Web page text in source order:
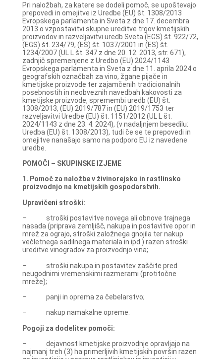
Pri naložbah, za katere se dodeli pomoč, se upoštevajo
prepovedi in omejitve iz Uredbe (EU) št. 1308/2013
Evropskega parlamenta in Sveta z dne 17. decembra
2013 o vzpostavitvi skupne ureditve trgov kmetijskih
proizvodov in razveljavitvi uredb Sveta (EGS) št. 922/72,
(EGS) št. 234/79, (ES) št. 1037/2001 in (ES) št.
1234/2007 (UL L št. 347 z dne 20. 12. 2013, str. 671),
zadnjič spremenjene z Uredbo (EU) 2024/1143
Evropskega parlamenta in Sveta z dne 11. aprila 2024 o
geografskih označbah za vino, žgane pijače in
kmetijske proizvode ter zajamčenih tradicionalnih
posebnostih in neobveznih navedbah kakovosti za
kmetijske proizvode, spremembi uredb (EU) št.
1308/2013, (EU) 2019/787 in (EU) 2019/1753 ter
razveljavitvi Uredbe (EU) št. 1151/2012 (UL L št.
2024/1143 z dne 23. 4. 2024), (v nadaljnjem besedilu:
Uredba (EU) št. 1308/2013), tudi če se te prepovedi in
omejitve nanašajo samo na podporo EU iz navedene
uredbe.
POMOČI – SKUPINSKE IZJEME
1. Pomoč za naložbe v živinorejsko in rastlinsko
proizvodnjo na kmetijskih gospodarstvih.
Upravičeni stroški:
– stroški postavitve novega ali obnove trajnega
nasada (priprava zemljišč, nakupa in postavitve opor in
mrež za ograjo, stroški založnega gnojila ter nakup
večletnega sadilnega materiala in ipd.) razen stroški
ureditve vinogradov za proizvodnjo vina;
– stroški nakupa in postavitev zaščite pred
neugodnimi vremenskimi razmerami (protitočne
mreže);
– panji in oprema za čebelarstvo;
– nakup namakalne opreme.
Pogoji za dodelitev pomoči:
– dejavnost kmetijske proizvodnje opravljajo na
najmanj treh (3) ha primerljivih kmetijskih površin razen